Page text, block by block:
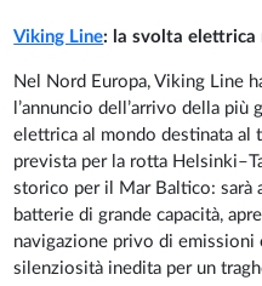
Viking Line: la svolta elettrica
Nel Nord Europa, Viking Line
l’annuncio dell’arrivo della
elettrica al mondo destinata al
prevista per la rotta
storico per il Mar Baltico: sarà
batterie di grande capacità,
navigazione privo di emissioni
silenziosità inedita per un